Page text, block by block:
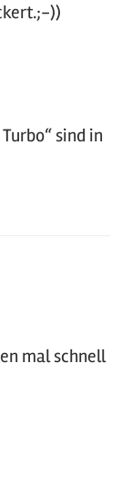
))
sind in
mal schnell